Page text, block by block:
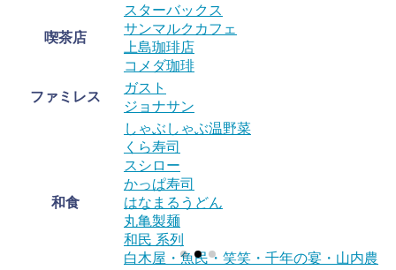
喫茶店
スターバックス
サンマルクカフェ
上島珈琲店
コメダ珈琲
ファミレス
ガスト
ジョナサン
和食
しゃぶしゃぶ温野菜
くら寿司
スシロー
かっぱ寿司
はなまるうどん
丸亀製麺
和民 系列
白木屋・魚民・笑笑・千年の宴・山内農